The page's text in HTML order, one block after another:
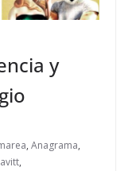
y
, Anagrama,
,